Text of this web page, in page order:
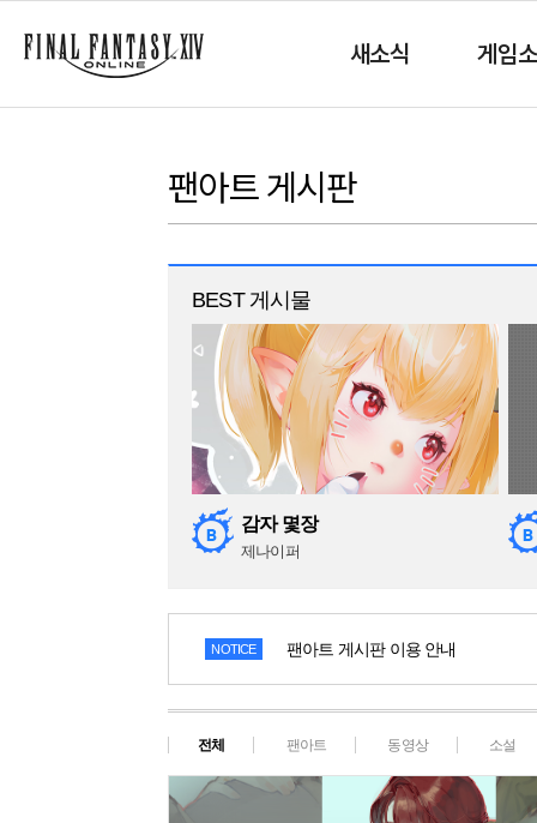
새소식 게임
팬아트 게시판
BEST 게시물
감자 몇장
제나이퍼
NOTICE 팬아트 게시판 이용 안내
전체 팬아트 동영상 소설